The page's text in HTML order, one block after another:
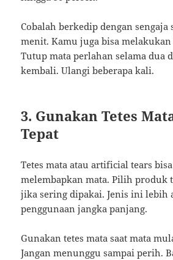
Cobalah berkedip dengan sengaja
menit. Kamu juga bisa
Tutup mata perlahan selama dua
kembali. Ulangi beberapa kali.
3. Gunakan Tetes
Tepat
Tetes mata atau artificial tears
melembapkan mata. Pilih produk
jika sering dipakai. Jenis ini lebih
penggunaan jangka panjang.
Gunakan tetes mata saat mata
Jangan menunggu sampai perih.